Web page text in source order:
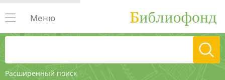
Расширенный поиск
Меню